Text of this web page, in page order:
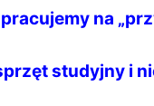
na
studyjny i